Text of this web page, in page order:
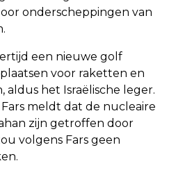
onderscheppingen van
een nieuwe golf
voor raketten en
aldus het Israëlische leger.
meldt dat de nucleaire
zijn getroffen door
volgens Fars geen